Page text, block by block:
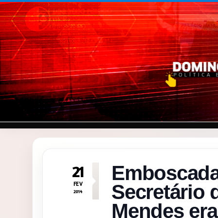
Pular para o conteúdo
21
FEV
2014
Secretário
Mendes